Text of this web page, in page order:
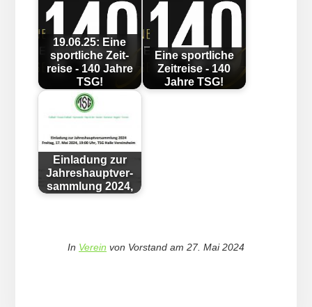
19.06.25: Eine
sport­liche Zeit­
reise - 140 Jahre
TSG!
Eine sport­liche
Zeit­reise - 140
Jahre TSG!
Ein­lad­ung zur
Jahr­es­haupt­ver­
samm­lung 2024,
In Verein von Vorstand am 27. Mai 2024